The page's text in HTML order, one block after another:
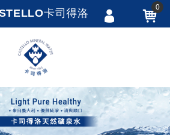
卡司得洛 0
會員登入
會員註冊
訂單查詢
追蹤清單
繁體中文